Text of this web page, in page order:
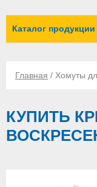
Каталог продукции
Главная / Хомуты
КУПИТЬ